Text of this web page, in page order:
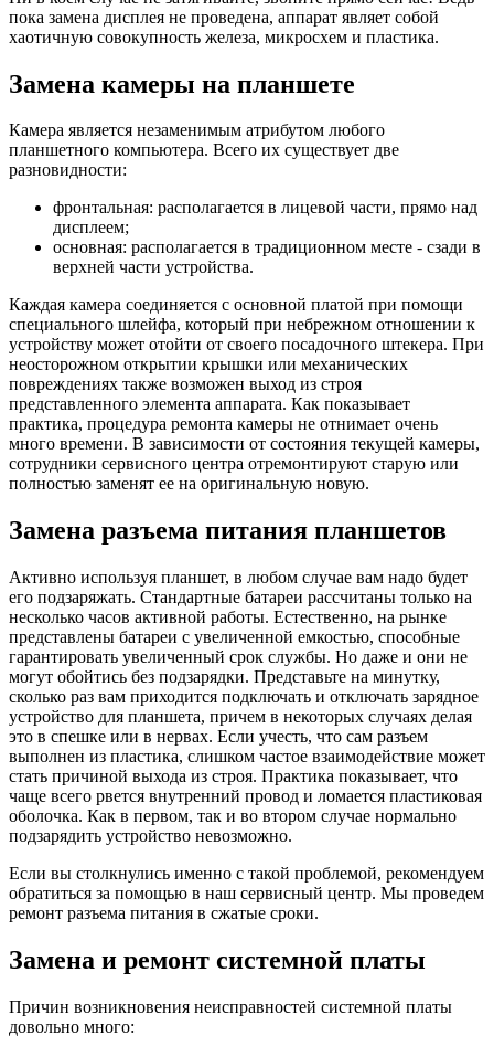
пока замена дисплея не проведена, аппарат являет собой
хаотичную совокупность железа, микросхем и пластика.
Замена камеры на планшете
Камера является незаменимым атрибутом любого
планшетного компьютера. Всего их существует две
разновидности:
фронтальная: располагается в лицевой части, прямо над
дисплеем;
основная: располагается в традиционном месте - сзади в
верхней части устройства.
Каждая камера соединяется с основной платой при помощи
специального шлейфа, который при небрежном отношении к
устройству может отойти от своего посадочного штекера. При
неосторожном открытии крышки или механических
повреждениях также возможен выход из строя
представленного элемента аппарата. Как показывает
практика, процедура ремонта камеры не отнимает очень
много времени. В зависимости от состояния текущей камеры,
сотрудники сервисного центра отремонтируют старую или
полностью заменят ее на оригинальную новую.
Замена разъема питания планшетов
Активно используя планшет, в любом случае вам надо будет
его подзаряжать. Стандартные батареи рассчитаны только на
несколько часов активной работы. Естественно, на рынке
представлены батареи с увеличенной емкостью, способные
гарантировать увеличенный срок службы. Но даже и они не
могут обойтись без подзарядки. Представьте на минутку,
сколько раз вам приходится подключать и отключать зарядное
устройство для планшета, причем в некоторых случаях делая
это в спешке или в нервах. Если учесть, что сам разъем
выполнен из пластика, слишком частое взаимодействие может
стать причиной выхода из строя. Практика показывает, что
чаще всего рвется внутренний провод и ломается пластиковая
оболочка. Как в первом, так и во втором случае нормально
подзарядить устройство невозможно.
Если вы столкнулись именно с такой проблемой, рекомендуем
обратиться за помощью в наш сервисный центр. Мы проведем
ремонт разъема питания в сжатые сроки.
Замена и ремонт системной платы
Причин возникновения неисправностей системной платы
довольно много: